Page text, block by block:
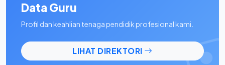
Data Guru
Profil dan keahlian tenaga pendidik profesional kami.
LIHAT DIREKTORI